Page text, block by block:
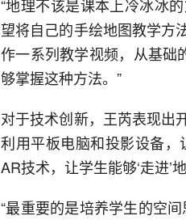
“地理不该是课本上冷冰冰
望将自己的手绘地图教学方
作一系列教学视频，从基础
够掌握这种方法。”
对于技术创新，王芮表现出
利用平板电脑和投影设备，
AR技术，让学生能够‘走进’
“最重要的是培养学生的空